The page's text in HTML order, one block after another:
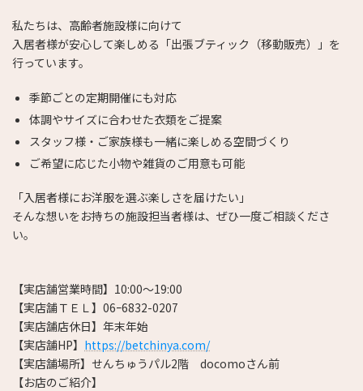
私たちは、高齢者施設様に向けて
入居者様が安心して楽しめる「出張ブティック（移動販売）」を
行っています。
季節ごとの定期開催にも対応
体調やサイズに合わせた衣類をご提案
スタッフ様・ご家族様も一緒に楽しめる空間づくり
ご希望に応じた小物や雑貨のご用意も可能
「入居者様にお洋服を選ぶ楽しさを届けたい」
そんな想いをお持ちの施設担当者様は、ぜひ一度ご相談くださ
い。
【実店舗営業時間】10:00～19:00
【実店舗ＴＥＬ】06ｰ6832-0207
【実店舗店休日】年末年始
【実店舗HP】 https://betchinya.com/
【実店舗場所】せんちゅうパル2階 docomoさん前
【お店のご紹介】